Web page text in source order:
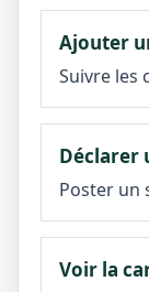
Ajouter
Suivre les
Déclarer
Poster un
Voir la